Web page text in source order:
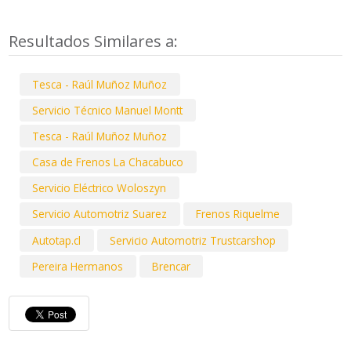
Resultados Similares a:
Tesca - Raúl Muñoz Muñoz
Servicio Técnico Manuel Montt
Tesca - Raúl Muñoz Muñoz
Casa de Frenos La Chacabuco
Servicio Eléctrico Woloszyn
Servicio Automotriz Suarez
Frenos Riquelme
Autotap.cl
Servicio Automotriz Trustcarshop
Pereira Hermanos
Brencar